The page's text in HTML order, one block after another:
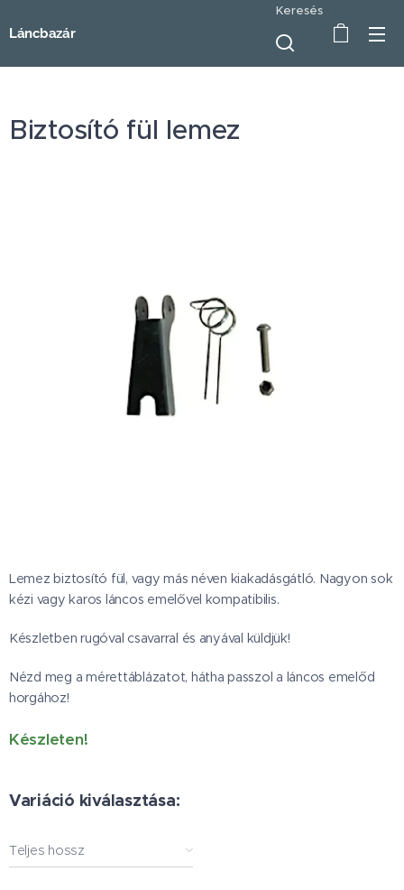
Láncbazár
Keresés
Biztosító fül lemez
Lemez biztosító fül, vagy más néven kiakadásgátló. Nagyon sok
kézi vagy karos láncos emelővel kompatibilis.
Készletben rugóval csavarral és anyával küldjük!
Nézd meg a mérettáblázatot, hátha passzol a láncos emelőd
horgához!
Készleten!
Variáció kiválasztása:
Teljes hossz